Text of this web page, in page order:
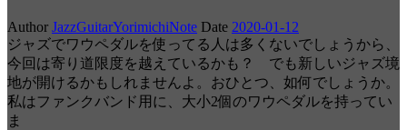
Author JazzGuitarYorimichiNote Date 2020-01-12
ジャズでワウペダルを使ってる人は多くないでしょうから、
今回は寄り道限度を越えているかも？ でも新しいジャズ境
地が開けるかもしれませんよ。おひとつ、如何でしょうか。
私はファンクバンド用に、大小2個のワウペダルを持ってい
ま